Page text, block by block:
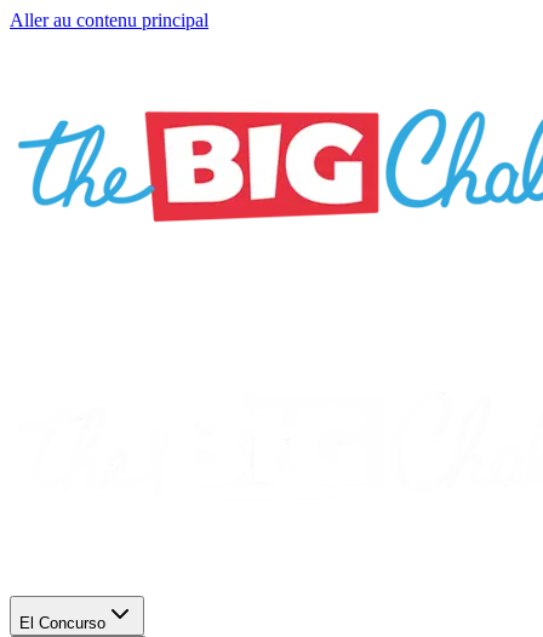
Aller au contenu principal
El Concurso